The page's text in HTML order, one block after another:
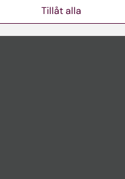
Tillåt alla